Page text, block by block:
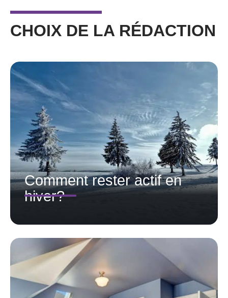
CHOIX DE LA RÉDACTION
Comment rester actif en
hiver?